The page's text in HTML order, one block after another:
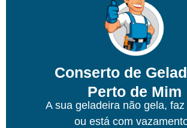
Conserto de
Perto de Mim
A sua geladeira não gela,
ou está com